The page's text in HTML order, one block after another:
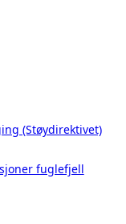
(Støydirektivet)
fuglefjell